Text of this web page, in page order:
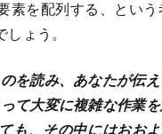
素を配列する、とい
ょう。
読み、あなたが伝
て大変に複雑な作業
も、その中にはおお